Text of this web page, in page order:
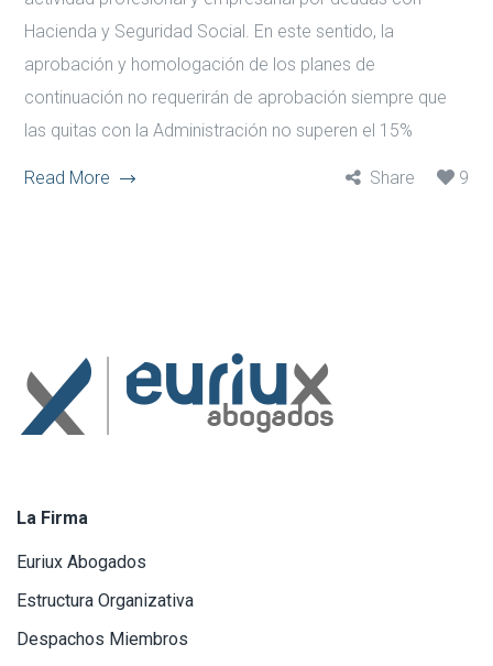
Hacienda y Seguridad Social. En este sentido, la
aprobación y homologación de los planes de
continuación no requerirán de aprobación siempre que
las quitas con la Administración no superen el 15%
Read More Share 9
La Firma
Euriux Abogados
Estructura Organizativa
Despachos Miembros